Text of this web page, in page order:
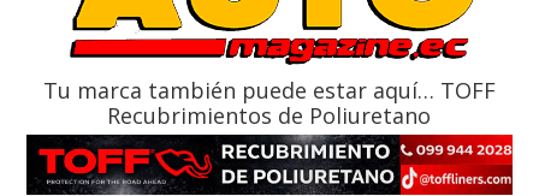
La FEDAK recibe 12 Sinotruk Bolden para cubrir las rutas de La
Tu marca también puede estar aquí… TOFF
Recubrimientos de Poliuretano